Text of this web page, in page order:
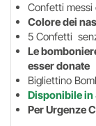
Confetti
Colore dei
5 Confetti
Le
esser donate
Bigliettino
Disponibile
Per Urgenze